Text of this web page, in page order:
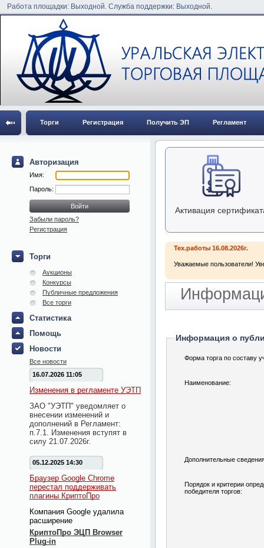
Работа площадки: Выходной. Служба поддержки: Выходной.
Торги Регистрация Получить ЭП Регламент
Авторизация
Имя:
Пароль:
Забыли пароль?
Регистрация
Торги
Аукционы
Конкурсы
Публичные предложения
Все торги
Статистика
Помощь
Новости
Все новости
16.07.2026 11:05
Изменения в регламенте УЭТП
ЗАО "УЭТП" уведомляет о
внесении изменений и
дополнений в Регламент:
п.7.1. Изменения вступят в
силу 21.07.2026г.
05.12.2025 14:30
Браузер Google Chrome
перестал поддерживать
плагины КриптоПро
Компания Google удалила
расширение
КриптоПро ЭЦП Browser
Plug-in
Активация
Тех.работы 16.08.2026г.
Уважаемые пользователи!
Информация о
Форма торга по составу
Наименование:
Дополнительные
Порядок и критерии
победителя торгов: